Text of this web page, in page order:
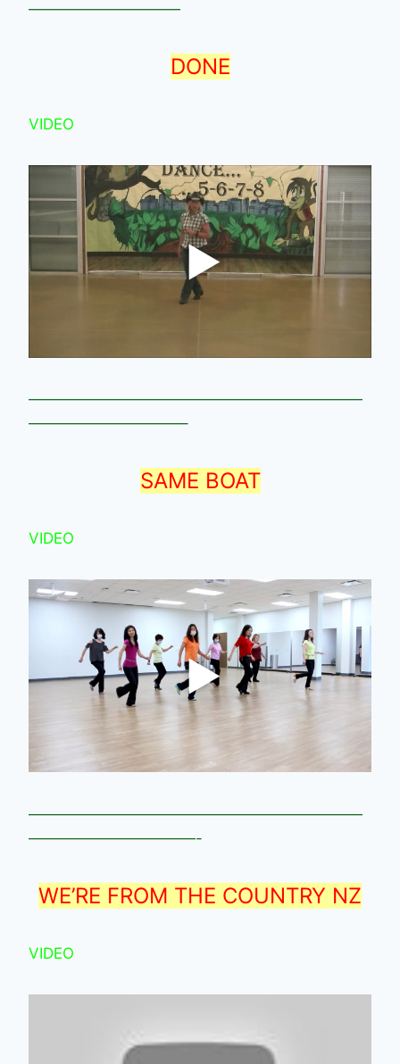
——————————
DONE
VIDEO
——————————————————————
——————————–
SAME BOAT
VIDEO
——————————————————————
———————————-
WE’RE FROM THE COUNTRY NZ
VIDEO